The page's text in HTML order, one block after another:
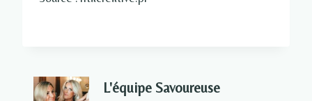
L'équipe Savoureuse